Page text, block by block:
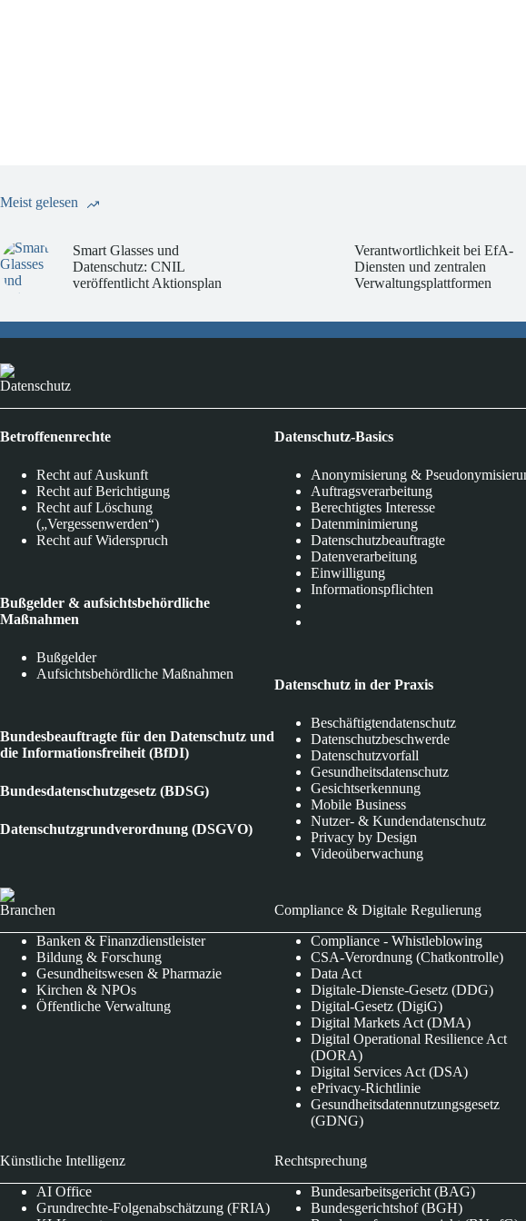
Meist gelesen
Smart Glasses und
Datenschutz: CNIL
veröffentlicht Aktionsplan
Verantwortlichkeit bei EfA-
Diensten und zentralen
Verwaltungsplattformen
Datenschutz
Betroffenenrechte
Recht auf Auskunft
Recht auf Berichtigung
Recht auf Löschung
(„Vergessenwerden“)
Recht auf Widerspruch
Bußgelder & aufsichtsbehördliche
Maßnahmen
Bußgelder
Aufsichtsbehördliche Maßnahmen
Bundesbeauftragte für den Datenschutz und
die Informationsfreiheit (BfDI)
Bundesdatenschutzgesetz (BDSG)
Datenschutzgrundverordnung (DSGVO)
Datenschutz-Basics
Anonymisierung &
Auftragsverarbeitung
Berechtigtes Interesse
Datenminimierung
Datenschutzbeauftragte
Datenverarbeitung
Einwilligung
Informationspflichten
Datenschutz in der Praxis
Beschäftigtendatenschutz
Datenschutzbeschwerde
Datenschutzvorfall
Gesundheitsdatenschutz
Gesichtserkennung
Mobile Business
Nutzer- & Kundendatenschutz
Privacy by Design
Videoüberwachung
Branchen
Banken & Finanzdienstleister
Bildung & Forschung
Gesundheitswesen & Pharmazie
Kirchen & NPOs
Öffentliche Verwaltung
Compliance & Digitale Regulierung
Compliance - Whistleblowing
CSA-Verordnung (Chatkontrolle)
Data Act
Digitale-Dienste-Gesetz (DDG)
Digital-Gesetz (DigiG)
Digital Markets Act (DMA)
Digital Operational Resilience Act
(DORA)
Digital Services Act (DSA)
ePrivacy-Richtlinie
Gesundheitsdatennutzungsgesetz
(GDNG)
Künstliche Intelligenz
AI Office
Grundrechte-Folgenabschätzung (FRIA)
Rechtsprechung
Bundesarbeitsgericht (BAG)
Bundesgerichtshof (BGH)